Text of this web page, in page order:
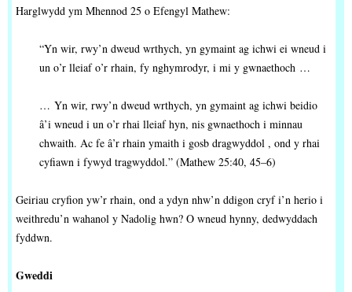
Harglwydd ym Mhennod 25 o Efengyl Mathew:
“Yn wir, rwy’n dweud wrthych, yn gymaint ag ichwi ei wneud i
un o’r lleiaf o’r rhain, fy nghymrodyr, i mi y gwnaethoch …
… Yn wir, rwy’n dweud wrthych, yn gymaint ag ichwi beidio
â’i wneud i un o’r rhai lleiaf hyn, nis gwnaethoch i minnau
chwaith. Ac fe â’r rhain ymaith i gosb dragwyddol , ond y rhai
cyfiawn i fywyd tragwyddol.” (Mathew 25:40, 45–6)
Geiriau cryfion yw’r rhain, ond a ydyn nhw’n ddigon cryf i’n herio i
weithredu’n wahanol y Nadolig hwn? O wneud hynny, dedwyddach
fyddwn.
Gweddi